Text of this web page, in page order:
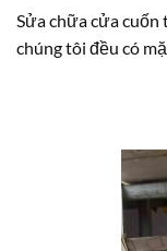
Sửa chữa cửa
chúng tôi đều có